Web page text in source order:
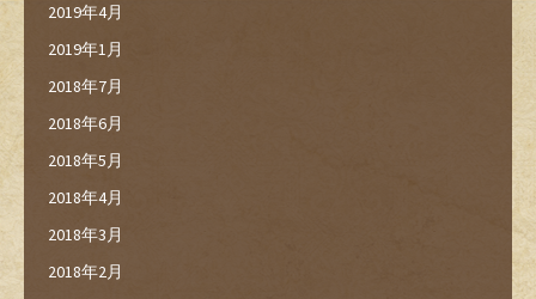
2019年4月
2019年1月
2018年7月
2018年6月
2018年5月
2018年4月
2018年3月
2018年2月